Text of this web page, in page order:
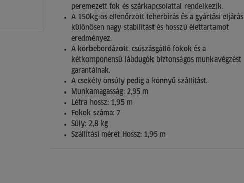
peremezett fok és szárkapcsolattal rendelkezik.
A 150kg-os ellenőrzött teherbírás és a gyártási eljárás
különösen nagy stabilitást és hosszú élettartamot
eredményez.
A körbebordázott, csúszásgátló fokok és a
kétkomponensű lábdugók biztonságos munkavégzést
garantálnak.
A csekély önsúly pedig a könnyű szállítást.
Munkamagasság: 2,95 m
Létra hossz: 1,95 m
Fokok száma: 7
Súly: 2,8 kg
Szállítási méret Hossz: 1,95 m